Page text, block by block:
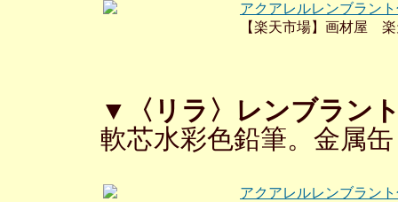
アクアレルレンブラン
【楽天市場】画材屋
▼〈リラ〉レンブラン
軟芯水彩色鉛筆。金属
アクアレルレンブラン